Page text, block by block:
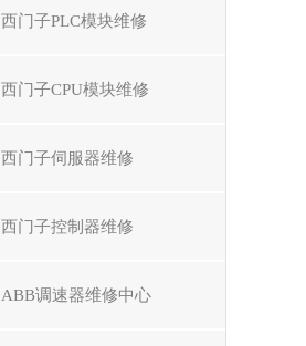
西门子PLC模块维修
西门子CPU模块维修
西门子伺服器维修
西门子控制器维修
ABB调速器维修中心